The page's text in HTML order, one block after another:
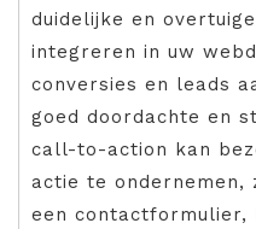
duidelijke en
integreren in uw
conversies en leads
goed doordachte en
call-to-action kan
actie te ondernemen,
een contactformulier,